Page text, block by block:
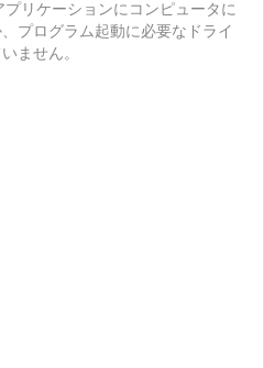
リケーションにコンピュータに
プログラム起動に必要なドライ
ません。